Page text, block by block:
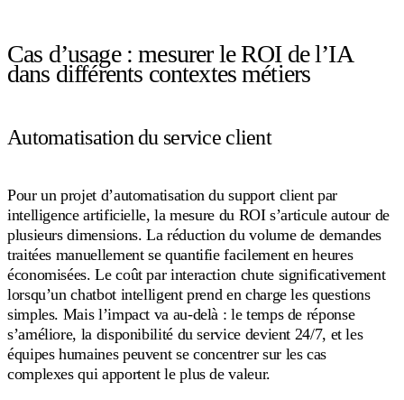
Cas d’usage : mesurer le ROI de l’IA
dans différents contextes métiers
Automatisation du service client
Pour un projet d’automatisation du support client par
intelligence artificielle, la mesure du ROI s’articule autour de
plusieurs dimensions. La réduction du volume de demandes
traitées manuellement se quantifie facilement en heures
économisées. Le coût par interaction chute significativement
lorsqu’un chatbot intelligent prend en charge les questions
simples. Mais l’impact va au-delà : le temps de réponse
s’améliore, la disponibilité du service devient 24/7, et les
équipes humaines peuvent se concentrer sur les cas
complexes qui apportent le plus de valeur.